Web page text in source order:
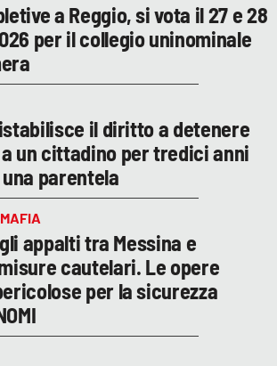
a Reggio, si vota il 27 e 28
per il collegio uninominale
il diritto a detenere
un cittadino per tredici anni
parentela
appalti tra Messina e
cautelari. Le opere
per la sicurezza